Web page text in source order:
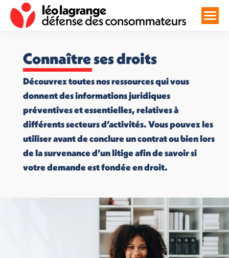
Connaître ses droits
Découvrez toutes nos ressources qui vous
donnent des informations juridiques
préventives et essentielles, relatives à
différents secteurs d’activités. Vous pouvez les
utiliser avant de conclure un contrat ou bien lors
de la survenance d’un litige afin de savoir si
votre demande est fondée en droit.